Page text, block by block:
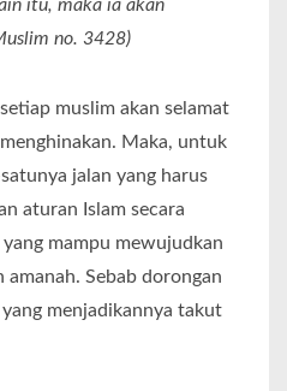
itu, maka ia akan
no. 3428)
muslim akan selamat
Maka, untuk
jalan yang harus
aturan Islam secara
mampu mewujudkan
Sebab dorongan
menjadikannya takut